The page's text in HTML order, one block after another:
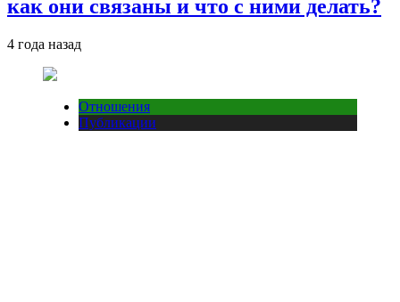
как они связаны и что с ними делать?
4 года назад
Отношения
Публикации